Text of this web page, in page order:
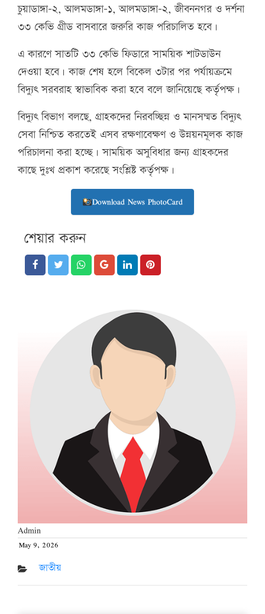
চুয়াডাঙ্গা-২, আলমডাঙ্গা-১, আলমডাঙ্গা-২, জীবননগর ও দর্শনা
৩৩ কেভি গ্রীড বাসবারে জরুরি কাজ পরিচালিত হবে।
এ কারণে সাতটি ৩৩ কেভি ফিডারে সাময়িক শাটডাউন
দেওয়া হবে। কাজ শেষ হলে বিকেল ৩টার পর পর্যায়ক্রমে
বিদ্যুৎ সরবরাহ স্বাভাবিক করা হবে বলে জানিয়েছে কর্তৃপক্ষ।
বিদ্যুৎ বিভাগ বলছে, গ্রাহকদের নিরবচ্ছিন্ন ও মানসম্মত বিদ্যুৎ
সেবা নিশ্চিত করতেই এসব রক্ষণাবেক্ষণ ও উন্নয়নমূলক কাজ
পরিচালনা করা হচ্ছে। সাময়িক অসুবিধার জন্য গ্রাহকদের
কাছে দুঃখ প্রকাশ করেছে সংশ্লিষ্ট কর্তৃপক্ষ।
Download News PhotoCard
শেয়ার করুন
Admin
Posted
on
May 9, 2026
জাতীয়